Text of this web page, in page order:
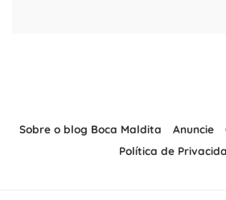
Sobre o blog Boca Maldita Anuncie
Política de